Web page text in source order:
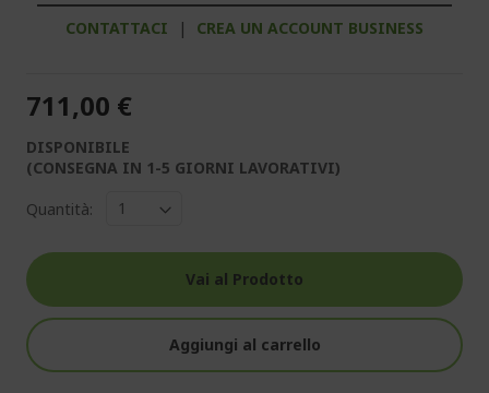
CONTATTACI | CREA UN ACCOUNT BUSINESS
711,00 €
DISPONIBILE
(CONSEGNA IN 1-5 GIORNI LAVORATIVI)
Quantità:
Vai al Prodotto
Aggiungi al carrello